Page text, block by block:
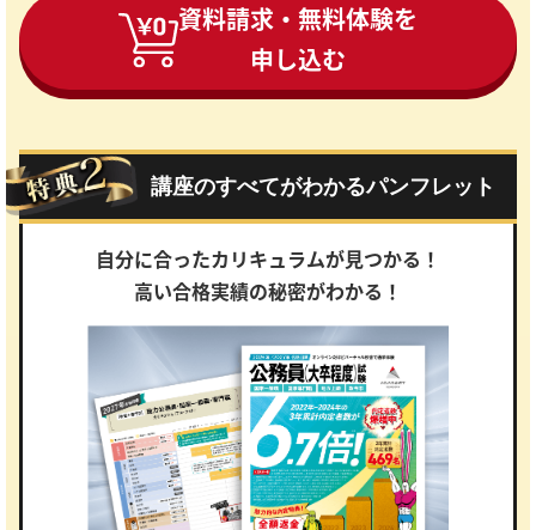
資料請求・無料体験を
申し込む
講座のすべてがわかるパンフレット
自分に合ったカリキュラムが見つかる！
高い合格実績の秘密がわかる！